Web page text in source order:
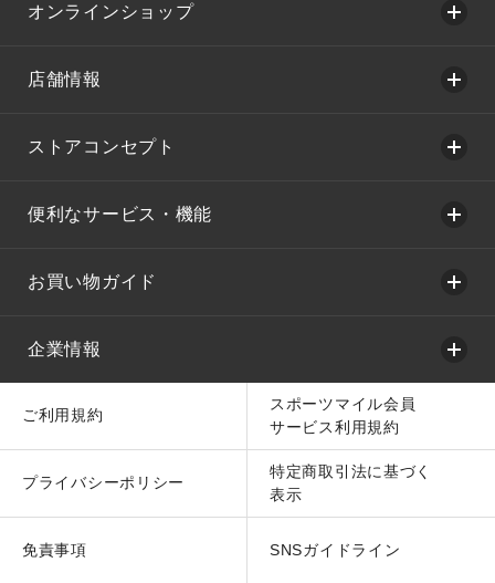
オンラインショップ
店舗情報
ストアコンセプト
便利なサービス・機能
お買い物ガイド
企業情報
ご利用規約
スポーツマイル会員
サービス利用規約
プライバシーポリシー
特定商取引法に基づく
表示
免責事項 SNSガイドライン